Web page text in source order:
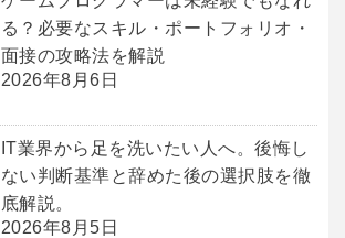
る？必要なスキル・ポートフォリオ・
面接の攻略法を解説
2026年8月6日
IT業界から足を洗いたい人へ。後悔し
ない判断基準と辞めた後の選択肢を徹
底解説。
2026年8月5日